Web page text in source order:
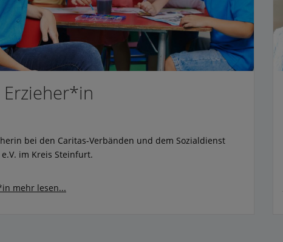
bei den Caritas-Verbänden und dem Sozialdienst
im Kreis Steinfurt.
mehr lesen...